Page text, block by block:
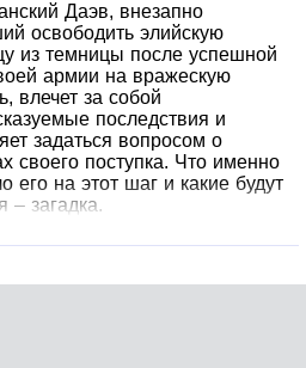
Даэв, внезапно
освободить элийскую
из темницы после успешной
армии на вражескую
влечет за собой
последствия и
задаться вопросом о
своего поступка. Что именно
его на этот шаг и какие будут
– загадка.